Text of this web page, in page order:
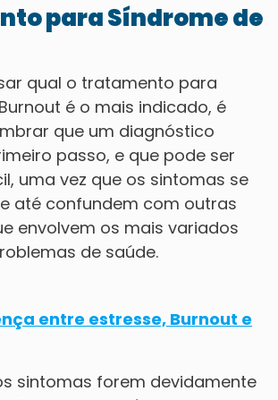
para Síndrome de
qual o tratamento para
é o mais indicado, é
que um diagnóstico
passo, e que pode ser
uma vez que os sintomas se
até confundem com outras
envolvem os mais variados
de saúde.
entre estresse, Burnout e
sintomas forem devidamente